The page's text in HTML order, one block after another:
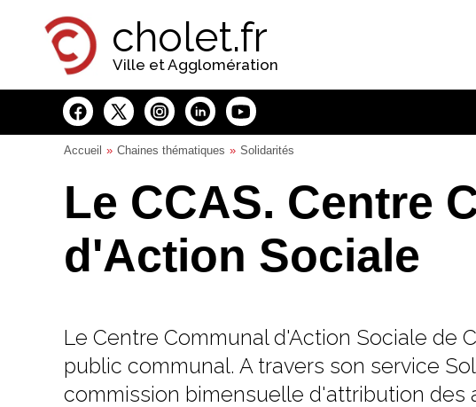
cholet.fr
Ville et Agglomération
Accueil Chaines thématiques Solidarités
Le CCAS. Centre
d'Action Sociale
Le Centre Communal d'Action Sociale de
public communal. A travers son service
commission bimensuelle d'attribution des